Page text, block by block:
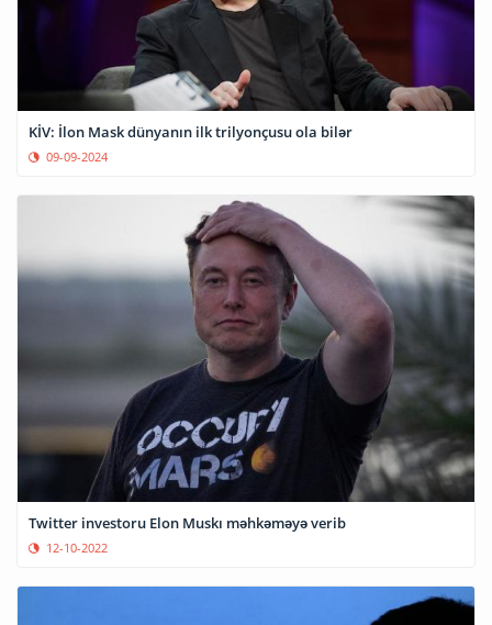
KİV: İlon Mask dünyanın ilk trilyonçusu ola bilər
09-09-2024
Twitter investoru Elon Muskı məhkəməyə verib
12-10-2022